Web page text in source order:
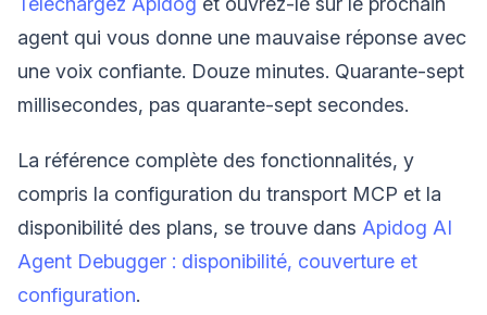
agent qui vous donne une mauvaise réponse avec
une voix confiante. Douze minutes. Quarante-sept
millisecondes, pas quarante-sept secondes.
La référence complète des fonctionnalités, y
compris la configuration du transport MCP et la
disponibilité des plans, se trouve dans Apidog AI
Agent Debugger : disponibilité, couverture et
configuration.